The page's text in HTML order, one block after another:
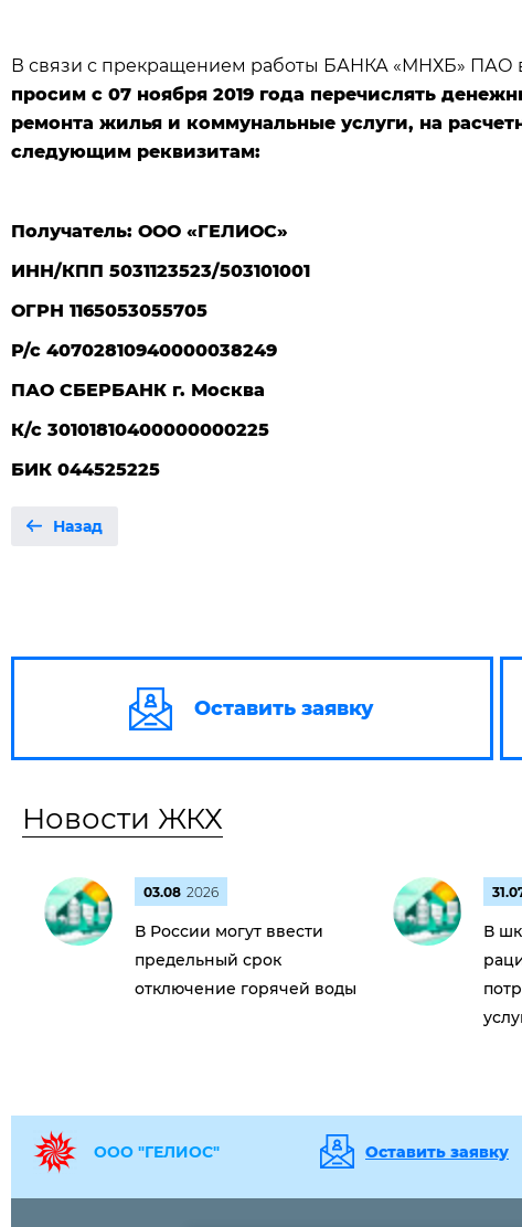
В связи с прекращением работы БАНКА «МНХБ» ПАО в
просим с 07 ноября 2019 года перечислять
ремонта жилья и коммунальные услуги, на
следующим реквизитам:
Получатель: ООО «ГЕЛИОС»
ИНН/КПП 5031123523/503101001
ОГРН 1165053055705
Р/с 40702810940000038249
ПАО СБЕРБАНК г. Москва
К/с 30101810400000000225
БИК 044525225
Назад
Оставить заявку
Новости ЖКХ
03.08 2026
В России могут ввести
предельный срок
отключение горячей воды
В
ООО "ГЕЛИОС" Оставить заявку